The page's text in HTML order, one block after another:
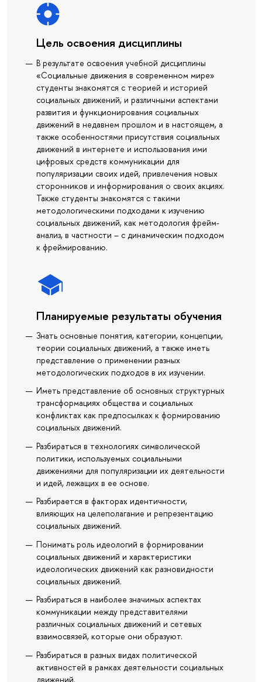
Цель освоения дисциплины
В результате освоения учебной дисциплины
«Социальные движения в современном мире»
студенты знакомятся с теорией и историей
социальных движений, и различными аспектами
развития и функционирования социальных
движений в недавнем прошлом и в настоящем, а
также особенностями присутствия социальных
движений в интернете и использования ими
цифровых средств коммуникации для
популяризации своих идей, привлечения новых
сторонников и информирования о своих акциях.
Также студенты знакомятся с такими
методологическими подходами к изучению
социальных движений, как методология фрейм-
анализ, в частности – с динамическим подходом
к фреймированию.
Планируемые результаты обучения
Знать основные понятия, категории, концепции,
теории социальных движений, а также иметь
представление о применении разных
методологических подходов в их изучении.
Иметь представление об основных структурных
трансформациях общества и социальных
конфликтах как предпосылках к формированию
социальных движений.
Разбираться в технологиях символической
политики, используемых социальными
движениями для популяризации их деятельности
и идей, лежащих в ее основе.
Разбирается в факторах идентичности,
влияющих на целеполагание и репрезентацию
социальных движений.
Понимать роль идеологий в формировании
социальных движений и характеристики
идеологических движений как разновидности
социальных движений.
Разбираться в наиболее значимых аспектах
коммуникации между представителями
различных социальных движений и сетевых
взаимосвязей, которые они образуют.
Разбираться в разных видах политической
активностей в рамках деятельности социальных
движений.